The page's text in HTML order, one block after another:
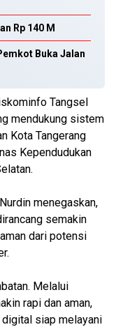
Rp 140 M
Buka Jalan
Tangsel
mendukung sistem
Kota Tangerang
Kependudukan
menegaskan,
semakin
dari potensi
Melalui
rapi dan aman,
siap melayani